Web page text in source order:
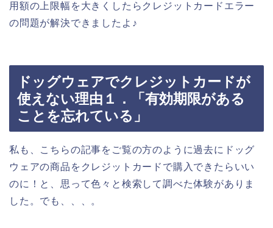
用額の上限幅を大きくしたらクレジットカードエラー
の問題が解決できましたよ♪
ドッグウェアでクレジットカードが
使えない理由１．「有効期限がある
ことを忘れている」
私も、こちらの記事をご覧の方のように過去にドッグ
ウェアの商品をクレジットカードで購入できたらいい
のに！と、思って色々と検索して調べた体験がありま
した。でも、、、。